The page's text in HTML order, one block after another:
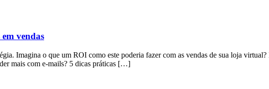
vendas
Imagina o que um ROI como este poderia fazer com as vendas de sua loja
mais com e-mails? 5 dicas práticas […]